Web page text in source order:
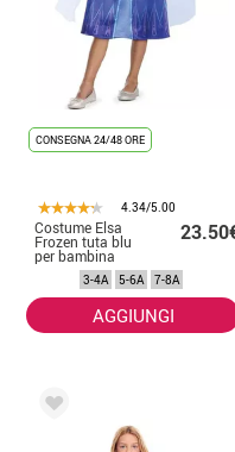
CONSEGNA 24/48 ORE
4.34/5.00
Costume Elsa
Frozen tuta blu
per bambina
3-4A 5-6A 7-8A
AGGIUNGI